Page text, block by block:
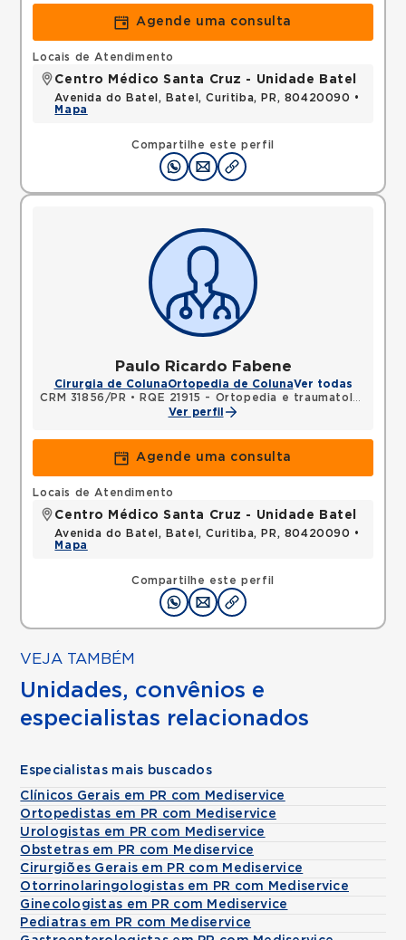
Agende uma consulta
Compartilhe este perfil
Locais de Atendimento
Centro Médico Santa Cruz - Unidade Batel
Avenida do Batel, Batel, Curitiba, PR, 80420090 •
Mapa
Paulo Ricardo Fabene
Cirurgia de ColunaOrtopedia de ColunaVer todas
CRM 31856/PR •
RQE 21915 - Ortopedia e traumatologia
Ver perfil
Agende uma consulta
Compartilhe este perfil
Locais de Atendimento
Centro Médico Santa Cruz - Unidade Batel
Avenida do Batel, Batel, Curitiba, PR, 80420090 •
Mapa
VEJA TAMBÉM
Unidades, convênios e
especialistas relacionados
Especialistas mais buscados
Clínicos Gerais em PR com Mediservice
Ortopedistas em PR com Mediservice
Urologistas em PR com Mediservice
Obstetras em PR com Mediservice
Cirurgiões Gerais em PR com Mediservice
Otorrinolaringologistas em PR com Mediservice
Ginecologistas em PR com Mediservice
Pediatras em PR com Mediservice